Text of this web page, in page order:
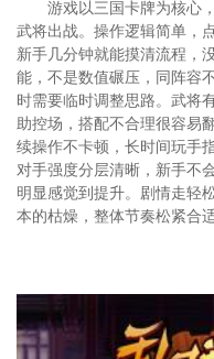
游戏以三国卡牌为核心
武将出战。操作逻辑简单，
新手几分钟就能摸清流程，
能，不是数值碾压，同阵容
时需要临时调整思路。武将
助控场，搭配不合理很容易
续操作不卡顿，长时间玩手
对手强度分层清晰，新手不
明显感觉到提升。剧情走轻
本的枯燥，整体节奏松紧合